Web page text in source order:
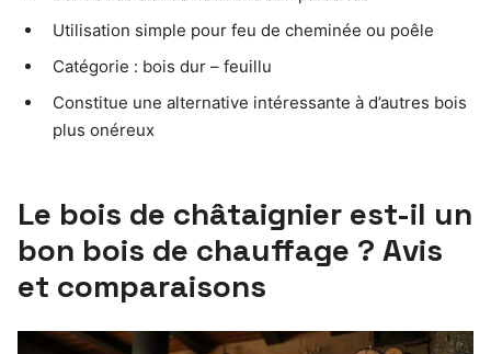
Utilisation simple pour feu de cheminée ou poêle
Catégorie : bois dur – feuillu
Constitue une alternative intéressante à d’autres bois
plus onéreux
Le bois de châtaignier est-il un
bon bois de chauffage ? Avis
et comparaisons